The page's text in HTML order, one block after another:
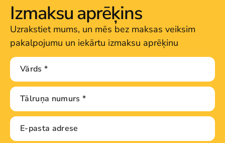
Izmaksu aprēķins
Uzrakstiet mums, un mēs bez maksas veiksim
pakalpojumu un iekārtu izmaksu aprēķinu